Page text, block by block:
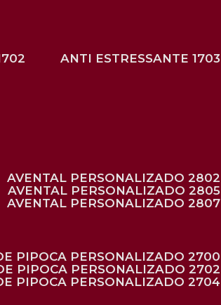
ANTI ESTRESSANTE 1703
AVENTAL PERSONALIZADO 2802
AVENTAL PERSONALIZADO 2805
AVENTAL PERSONALIZADO 2807
PIPOCA PERSONALIZADO 2700
PIPOCA PERSONALIZADO 2702
PIPOCA PERSONALIZADO 2704